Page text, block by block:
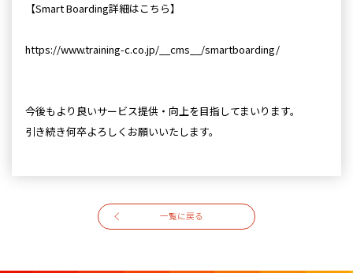
【Smart Boarding詳細はこちら】
https://www.training-c.co.jp/__cms__/smartboarding/​
今後もより良いサービス提供・向上を目指してまいります。
​引き続き何卒よろしくお願いいたします。
一覧に戻る